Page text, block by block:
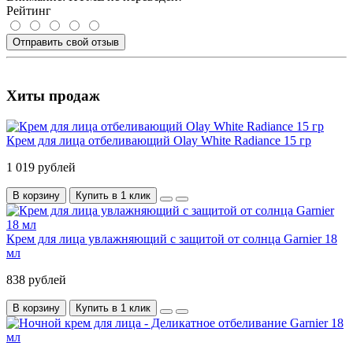
Рейтинг
Отправить свой отзыв
Хиты продаж
Крем для лица отбеливающий Olay White Radiance 15 гр
1 019 рублей
В корзину Купить в 1 клик
Крем для лица увлажняющий с защитой от солнца Garnier 18
мл
838 рублей
В корзину Купить в 1 клик